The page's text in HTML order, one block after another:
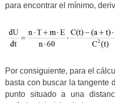
para encontrar el mínimo,
Por consiguiente, para el
basta con buscar la tangente
punto situado a una